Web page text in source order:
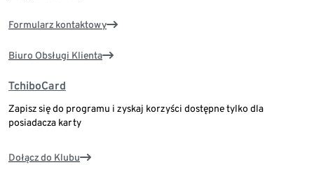
Formularz kontaktowy
Biuro Obsługi Klienta
TchiboCard
Zapisz się do programu i zyskaj korzyści dostępne tylko dla
posiadacza karty
Dołącz do Klubu